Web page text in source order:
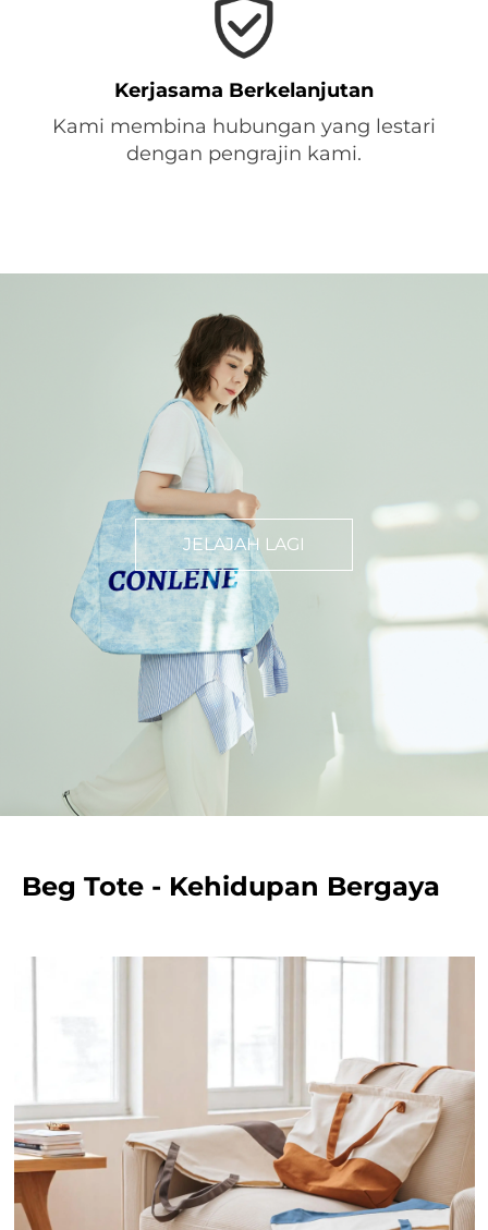
Kerjasama Berkelanjutan
Kami membina hubungan yang lestari
dengan pengrajin kami.
JELAJAH LAGI
Beg Tote - Kehidupan Bergaya